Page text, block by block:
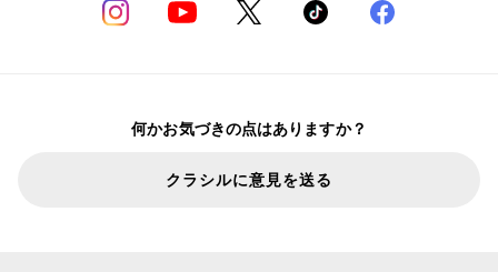
何かお気づきの点はありますか？
クラシルに意見を送る